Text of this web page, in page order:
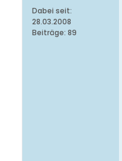
Dabei seit:
28.03.2008
Beiträge: 89